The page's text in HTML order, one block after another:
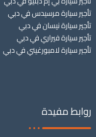
تأجير سيارة مرسيدس في دبي
تأجير سيارة نيسان في دبي
تأجير سيارة فيراري في دبي
تأجير سيارة لامبورغيني في دبي
روابط مفيدة